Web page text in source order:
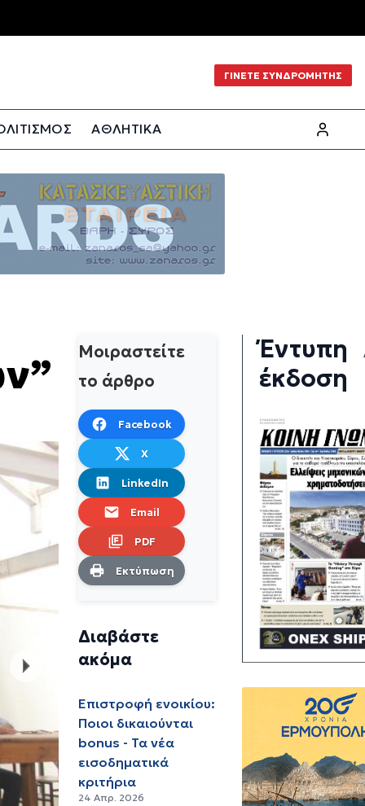
ΓΙΝΕΤΕ ΣΥΝΔΡΟΜΗΤΗΣ
ΑΘΛΗΤΙΚΑ
Μοιραστείτε
το άρθρο
Facebook
X
LinkedIn
Email
PDF
Εκτύπωση
Διαβάστε
ακόμα
Επιστροφή ενοικίου:
Ποιοι δικαιούνται
bonus - Τα νέα
εισοδηματικά
κριτήρια
24 Απρ. 2026
Έντυπη
έκδοση